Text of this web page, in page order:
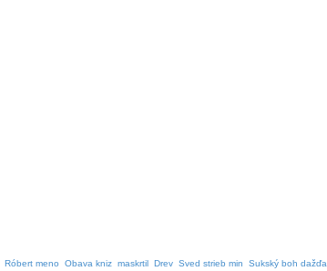
Róbert meno Obava kniz maskrtil Drev Sved strieb min Sukský boh dažďa